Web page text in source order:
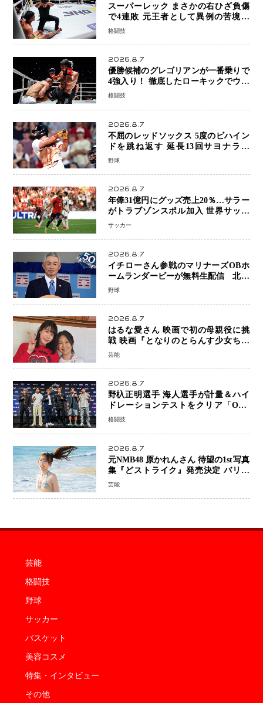
スーパーレック まさかの右ひざ負傷
で4連敗 元王者として異例の苦境…
「アクシデント」でも消えない危険信
格闘技
2026.8.7
優勝候補のグレゴリアンが一番乗りで
4強入り！ 徹底したローキックでウス
ビャンを攻略、判定勝利
格闘技
2026.8.7
不屈のレッドソックス 5度のビハイン
ドを跳ね返す 延長13回サヨナラ勝
ち 吉田正尚選手も2安打1打点で貢献 4
野球
2026.8.7
年俸31億円にグッズ売上20％…サラー
がトラブゾンスポル加入 世界サッカ
ーは「五大リーグ一強」から新時代へ
サッカー
2026.8.7
イチローさん参戦のマリナーズOBホ
ームランダービーが無料生配信 北米
ならではの“魅せる興行”に世界が注目
野球
2026.8.7
はるな愛さん 映画で初の母親役に挑
戦 映画『となりのとらんす少女ちゃ
ん』11月7日公開 未来の自分との対話
芸能
2026.8.7
野杁正明選手 海人選手が計量＆ハイ
ドレーションテストをクリア「ONE
SAMURAI 2」決戦へ万全の準備整う
格闘技
2026.8.7
元NMB48 原かれんさん 待望の1st写真
集『どストライク』発売決定 バリで
魅せる25歳の新境地
芸能
芸能
格闘技
野球
サッカー
バスケット
美容コスメ
特集・インタビュー
その他